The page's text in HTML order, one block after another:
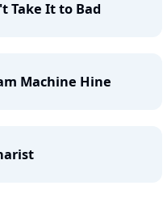
Take It to Bad
Machine Hine